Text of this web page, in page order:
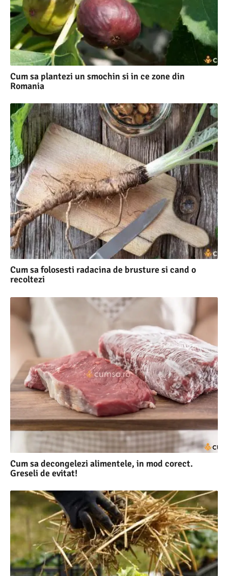
Cum sa plantezi un smochin si in ce zone din
Romania
Cum sa folosesti radacina de brusture si cand o
recoltezi
Cum sa decongelezi alimentele, in mod corect.
Greseli de evitat!